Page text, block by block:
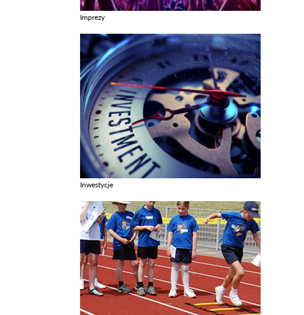
Imprezy
Inwestycje